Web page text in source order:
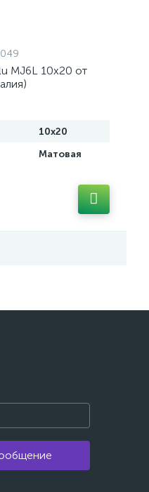
MJ6L 10x20 от
10x20
Матовая